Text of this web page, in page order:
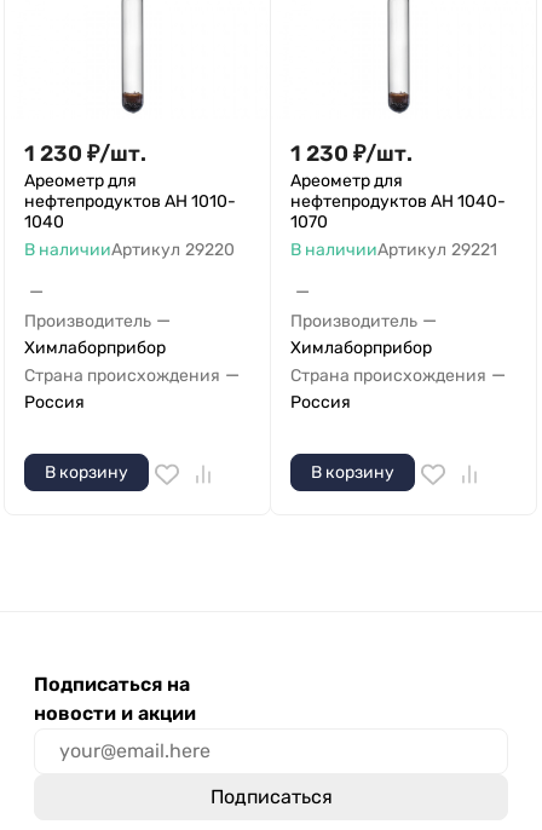
1 230 ₽/шт.
Ареометр для
нефтепродуктов АН 1010-
1040
В наличииАртикул 29220
—
Производитель —
Химлаборприбор
Страна происхождения —
Россия
В корзину
1 230 ₽/шт.
Ареометр для
нефтепродуктов АН 1040-
1070
В наличииАртикул 29221
—
Производитель —
Химлаборприбор
Страна происхождения —
Россия
В корзину
Подписаться на
новости и акции